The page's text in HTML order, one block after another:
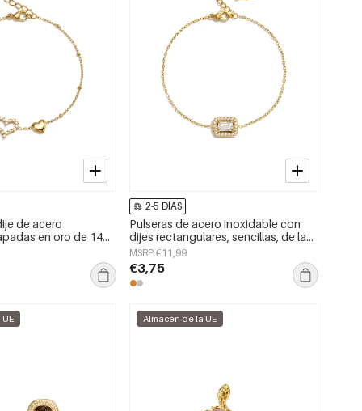
de acero
en oro de 14
de corazón, estilo
diario, serie Simple.
2-5 DÍAS
Pulseras de acero inoxidable con
dijes rectangulares, sencillas, de la
serie Daily Simple, joyería para mujer.
MSRP €11,99
€3,75
Almacén de la UE